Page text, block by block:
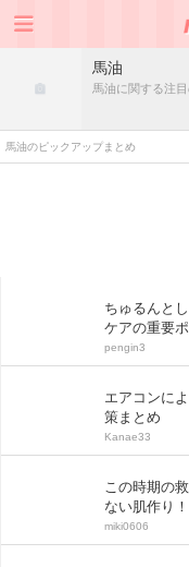
馬油
馬油に関する注
馬油のピックアップまとめ
ちゅるんと
ケアの重要
pengin3
エアコンに
策まとめ
Kanae33
この時期の
ない肌作り！
miki0606